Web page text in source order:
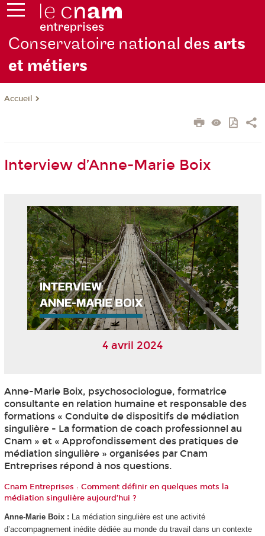
Conservatoire national des arts
et métiers
Accueil
Interview d’Anne-Marie Boix
4 avril 2024
Anne-Marie Boix, psychosociologue, formatrice
consultante en relation humaine et responsable des
formations « Conduite de dispositifs de médiation
singulière - La formation de coach professionnel au
Cnam » et « Approfondissement des pratiques de
médiation singulière » organisées par Cnam
Entreprises répond à nos questions.
Cnam Entreprises : Comment définir en quelques mots la
médiation singulière aujourd’hui ?
Anne-Marie Boix : La médiation singulière est une activité
d’accompagnement inédite dédiée au monde du travail dans un contexte